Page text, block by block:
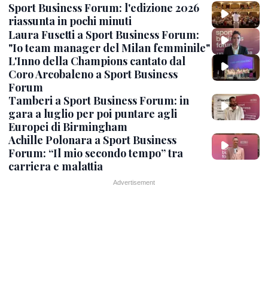
Sport Business Forum: l'edizione 2026
riassunta in pochi minuti
Laura Fusetti a Sport Business Forum:
"Io team manager del Milan femminile"
L'Inno della Champions cantato dal
Coro Arcobaleno a Sport Business
Forum
Tamberi a Sport Business Forum: in
gara a luglio per poi puntare agli
Europei di Birmingham
Achille Polonara a Sport Business
Forum: “Il mio secondo tempo” tra
carriera e malattia